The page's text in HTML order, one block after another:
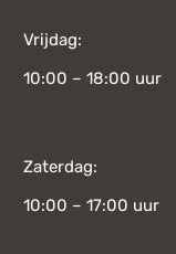
Vrijdag:
10:00 – 18:00 uur
Zaterdag:
10:00 – 17:00 uur